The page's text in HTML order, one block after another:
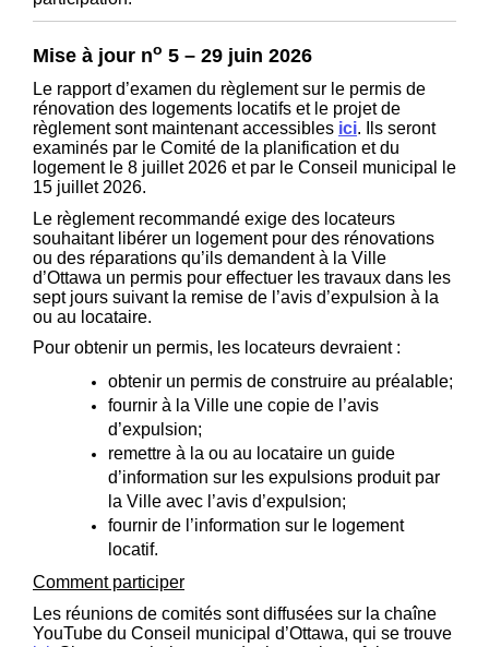
Mise à jour no 5 – 29 juin 2026
Le rapport d’examen du règlement sur le permis de
rénovation des logements locatifs et le projet de
règlement sont maintenant accessibles ici(Liens externes)
. Ils seront
examinés par le Comité de la planification et du
logement le 8 juillet 2026 et par le Conseil municipal le
15 juillet 2026.
Le règlement recommandé exige des locateurs
souhaitant libérer un logement pour des rénovations
ou des réparations qu’ils demandent à la Ville
d’Ottawa un permis pour effectuer les travaux dans les
sept jours suivant la remise de l’avis d’expulsion à la
ou au locataire.
Pour obtenir un permis, les locateurs devraient :
obtenir un permis de construire au préalable;
fournir à la Ville une copie de l’avis
d’expulsion;
remettre à la ou au locataire un guide
d’information sur les expulsions produit par
la Ville avec l’avis d’expulsion;
fournir de l’information sur le logement
locatif.
Comment participer
Les réunions de comités sont diffusées sur la chaîne
YouTube du Conseil municipal d’Ottawa, qui se trouve